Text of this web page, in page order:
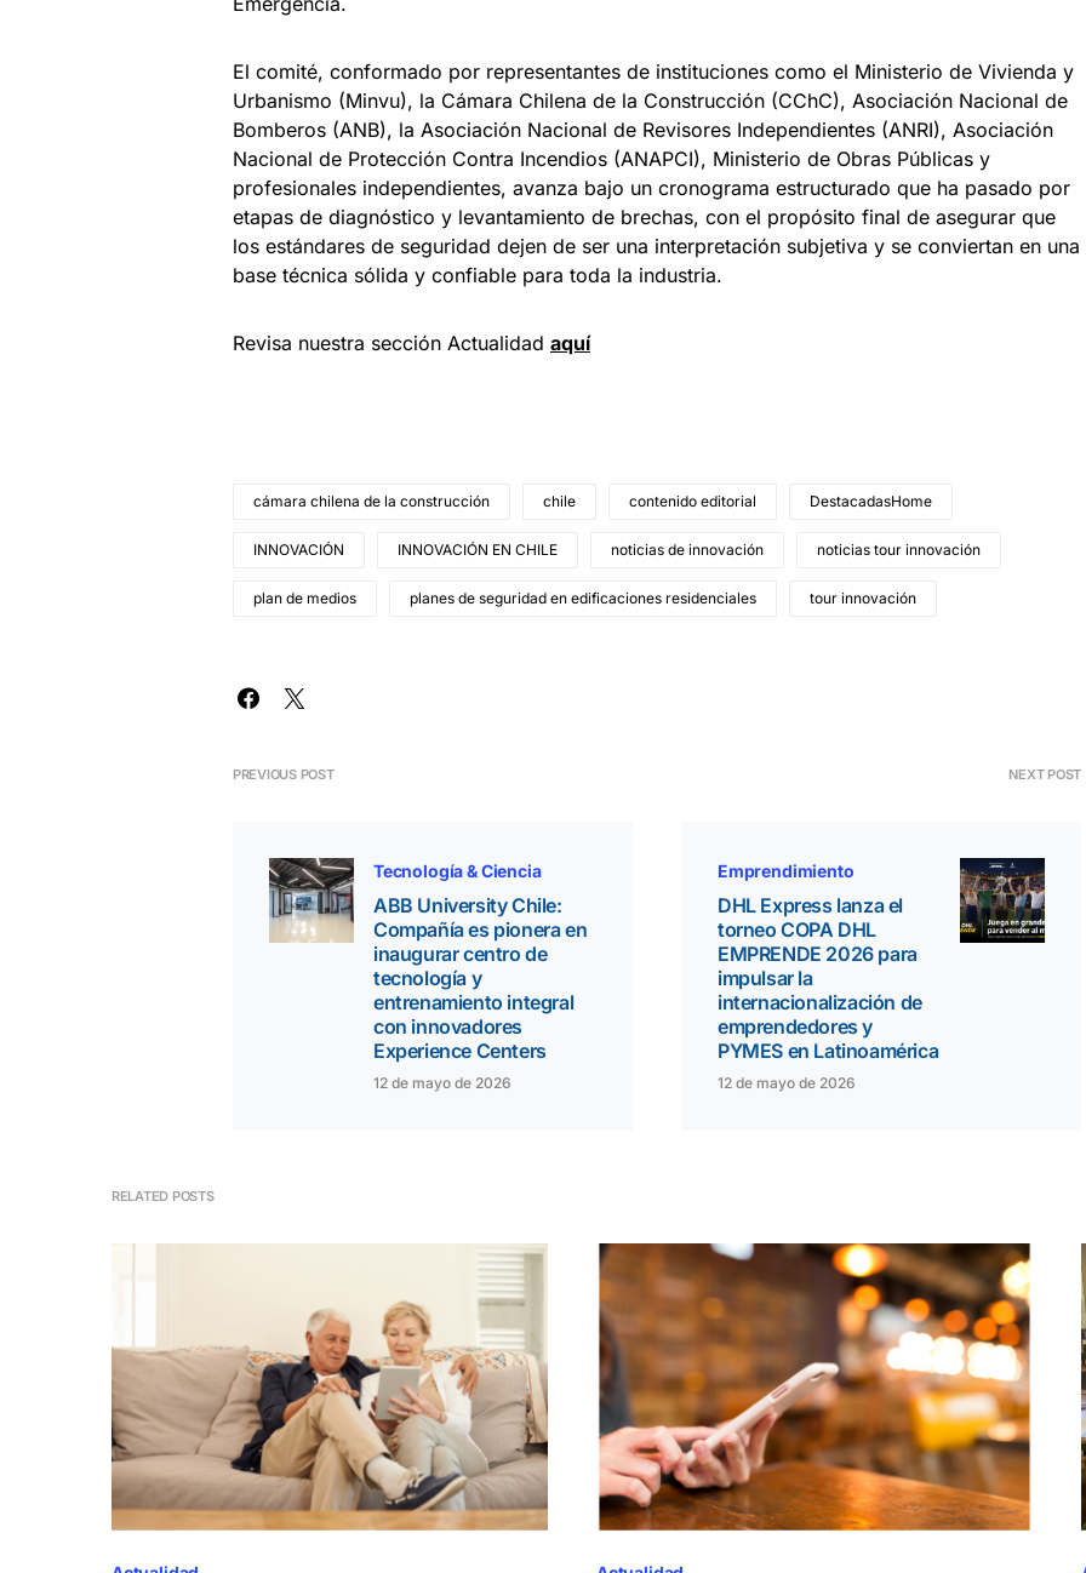
El comité, conformado por representantes de instituciones como el Ministerio de Vivienda y
Urbanismo (Minvu), la Cámara Chilena de la Construcción (CChC), Asociación Nacional de
Bomberos (ANB), la Asociación Nacional de Revisores Independientes (ANRI), Asociación
Nacional de Protección Contra Incendios (ANAPCI), Ministerio de Obras Públicas y
profesionales independientes, avanza bajo un cronograma estructurado que ha pasado por
etapas de diagnóstico y levantamiento de brechas, con el propósito final de asegurar que
los estándares de seguridad dejen de ser una interpretación subjetiva y se conviertan en una
base técnica sólida y confiable para toda la industria.
Revisa nuestra sección Actualidad aquí
cámara chilena de la construcción chile contenido editorial DestacadasHome
INNOVACIÓN INNOVACIÓN EN CHILE noticias de innovación noticias tour innovación
plan de medios planes de seguridad en edificaciones residenciales tour innovación
PREVIOUS POST
Tecnología & Ciencia
ABB University Chile:
Compañía es pionera en
inaugurar centro de
tecnología y
entrenamiento integral
con innovadores
Experience Centers
12 de mayo de 2026
NEXT POST
Emprendimiento
DHL Express lanza el
torneo COPA DHL
EMPRENDE 2026 para
impulsar la
internacionalización de
emprendedores y
PYMES en Latinoamérica
12 de mayo de 2026
RELATED POSTS